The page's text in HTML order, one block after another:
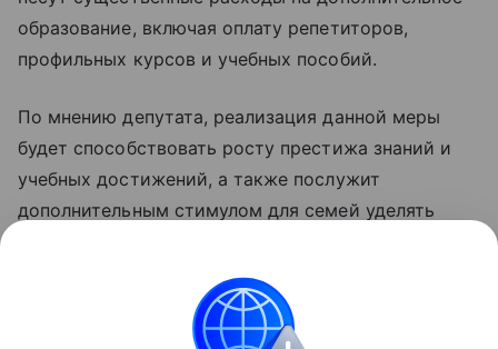
образование, включая оплату репетиторов,
профильных курсов и учебных пособий.
По мнению депутата, реализация данной меры
будет способствовать росту престижа знаний и
учебных достижений, а также послужит
дополнительным стимулом для семей уделять
Данная информация носит исключительно
информационный (ознакомительный) характер и